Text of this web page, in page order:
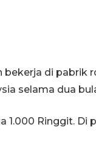
bekerja di pabrik
selama dua
1.000 Ringgit. Di